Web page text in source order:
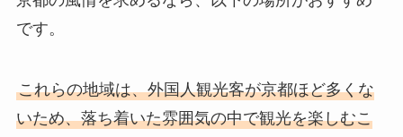
です。
これらの地域は、外国人観光客が京都ほど多くな
いため、落ち着いた雰囲気の中で観光を楽しむこ